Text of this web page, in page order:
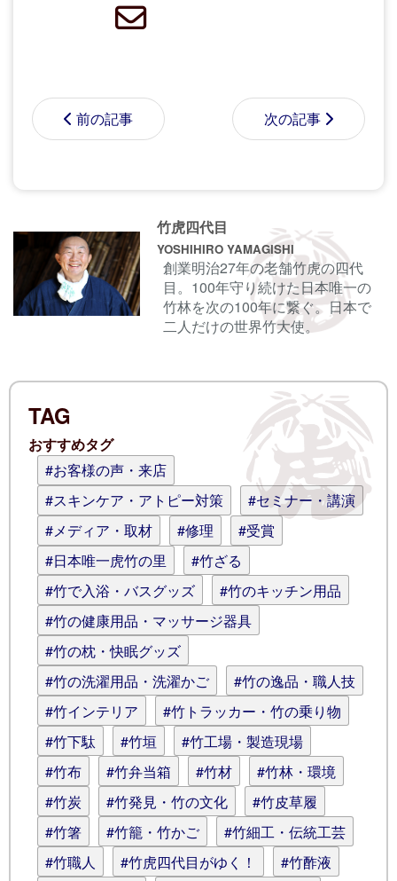
前の記事 次の記事
コメントする前にサインイン
ます。
名前
コメント (スタイル用のHTMLタグを使
えます)
竹虎四代目
YOSHIHIRO YAMAGISHI
創業明治27年の老舗竹虎の四代
目。100年守り続けた日本唯一の
竹林を次の100年に繋ぐ。日本で
二人だけの世界竹大使。
TAG
おすすめタグ
#お客様の声・来店
#スキンケア・アトピー対策
#セミナー・講演
#メディア・取材
#修理
#受賞
#日本唯一虎竹の里
#竹ざる
#竹で入浴・バスグッズ
#竹のキッチン用品
#竹の健康用品・マッサージ器具
#竹の枕・快眠グッズ
#竹の洗濯用品・洗濯かご
#竹の逸品・職人技
#竹インテリア
#竹トラッカー・竹の乗り物
#竹下駄
#竹垣
#竹工場・製造現場
#竹布
#竹弁当箱 #竹材
#竹林・環境
#竹炭
#竹発見・竹の文化
#竹皮草履
#竹箸
#竹籠・竹かご
#竹細工・伝統工芸
#竹職人
#竹虎四代目がゆく！
#竹酢液